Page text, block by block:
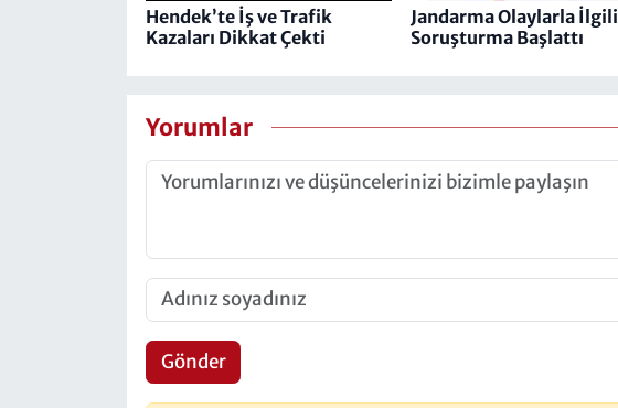
Hendek’te İş ve Trafik
Kazaları Dikkat Çekti
Jandarma Olaylarla İlgili
Soruşturma Başlattı
Yorumlar
Gönder